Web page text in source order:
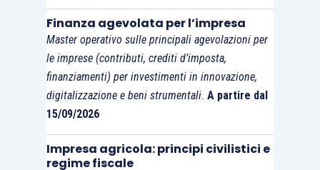
Finanza agevolata per l’impresa
Master operativo sulle principali agevolazioni per
le imprese (contributi, crediti d’imposta,
finanziamenti) per investimenti in innovazione,
digitalizzazione e beni strumentali. A partire dal
15/09/2026
Impresa agricola: principi civilistici e
regime fiscale